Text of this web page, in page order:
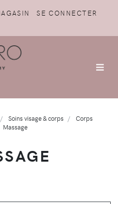
SE CONNECTER
Soins visage & corps
Corps
Massage